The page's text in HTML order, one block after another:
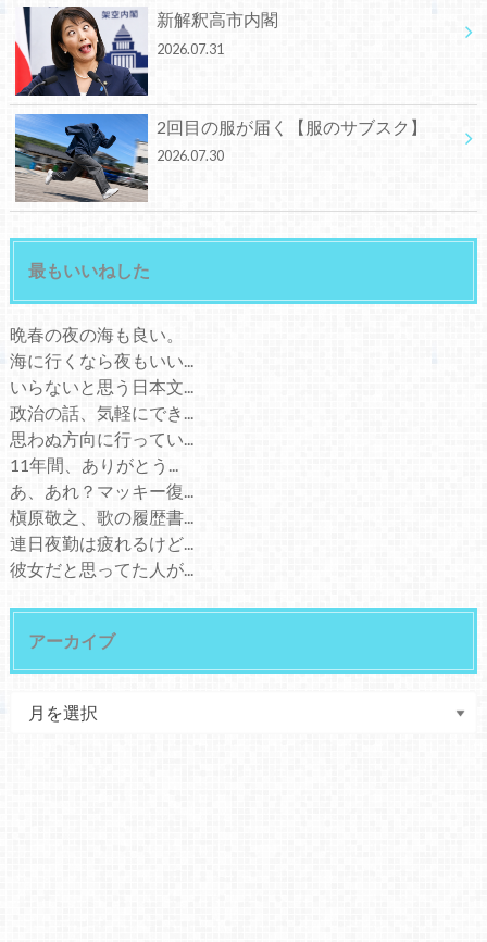
新解釈高市内閣
2026.07.31
2回目の服が届く【服のサブスク】
2026.07.30
最もいいねした
晩春の夜の海も良い。
海に行くなら夜もいい...
いらないと思う日本文...
政治の話、気軽にでき...
思わぬ方向に行ってい...
11年間、ありがとう...
あ、あれ？マッキー復...
槇原敬之、歌の履歴書...
連日夜勤は疲れるけど...
彼女だと思ってた人が...
アーカイブ